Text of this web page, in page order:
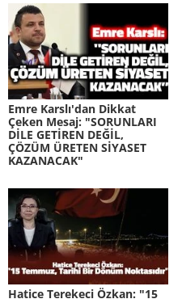
Emre Karslı'dan Dikkat
Çeken Mesaj: "SORUNLARI
DİLE GETİREN DEĞİL,
ÇÖZÜM ÜRETEN SİYASET
KAZANACAK"
Hatice Terekeci Özkan: "15